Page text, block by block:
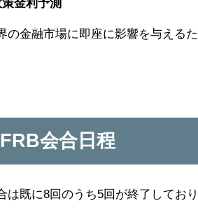
金利予測
の金融市場に即座に影響を与える
会合日程
は既に8回のうち5回が終了してお